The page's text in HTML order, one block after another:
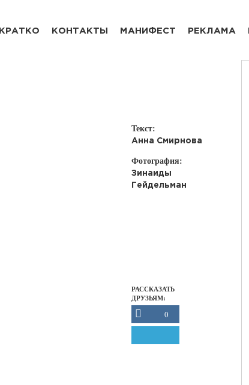
КРАТКО КОНТАКТЫ МАНИФЕСТ РЕКЛАМА
Текст:
Анна Смирнова
Фотография:
Зинаиды
Гейдельман
РАССКАЗАТЬ
ДРУЗЬЯМ:
0